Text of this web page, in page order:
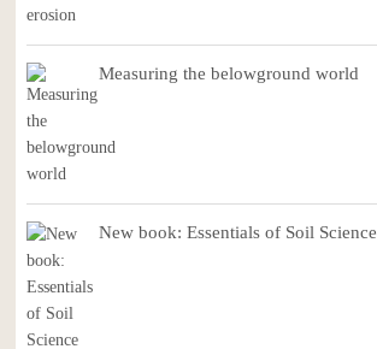
Measuring the belowground world
New book: Essentials of Soil Science